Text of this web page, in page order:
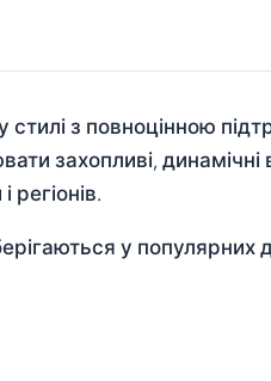
стилі з повноцінною
захопливі, динамічні
регіонів.
у популярних